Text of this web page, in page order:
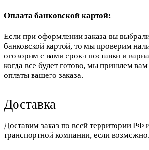
Оплата банковской картой:
Если при оформлении заказа вы
банковской картой, то мы проверим
оговорим с вами сроки поставки и
когда все будет готово, мы пришлем
оплаты вашего заказа.
Доставка
Доставим заказ по всей территории
транспортной компании, если